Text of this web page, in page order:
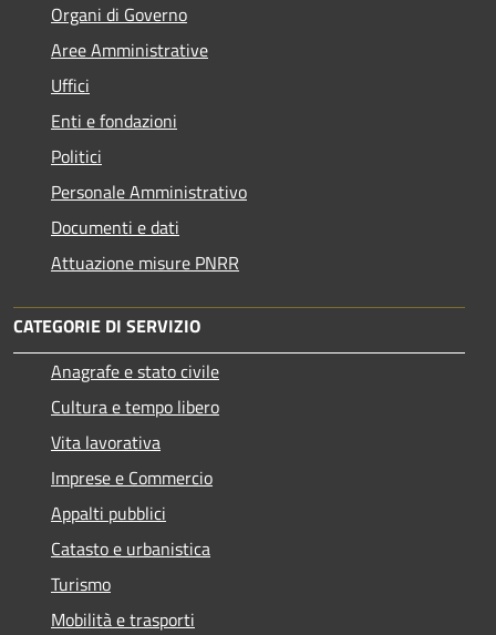
Organi di Governo
Aree Amministrative
Uffici
Enti e fondazioni
Politici
Personale Amministrativo
Documenti e dati
Attuazione misure PNRR
CATEGORIE DI SERVIZIO
Anagrafe e stato civile
Cultura e tempo libero
Vita lavorativa
Imprese e Commercio
Appalti pubblici
Catasto e urbanistica
Turismo
Mobilità e trasporti